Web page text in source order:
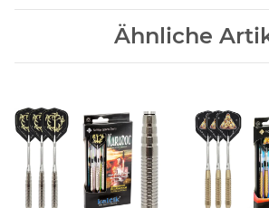
Ähnliche